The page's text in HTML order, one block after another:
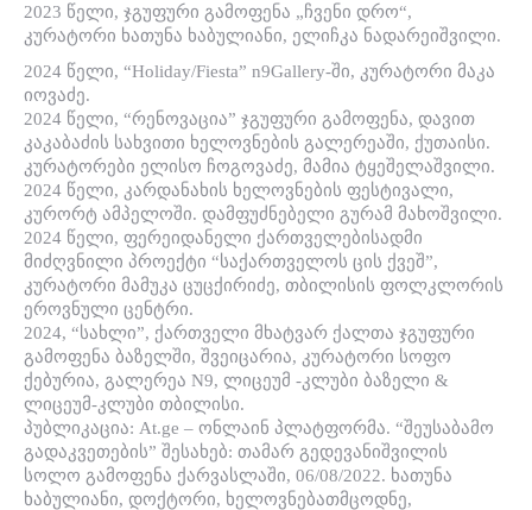
2023 წელი, ჯგუფური გამოფენა „ჩვენი დრო“,
კურატორი ხათუნა ხაბულიანი, ელიჩკა ნადარეიშვილი.
2024 წელი, “Holiday/Fiesta” n9Gallery-ში, კურატორი მაკა
იოვაძე.
2024 წელი, “რენოვაცია” ჯგუფური გამოფენა, დავით
კაკაბაძის სახვითი ხელოვნების გალერეაში, ქუთაისი.
კურატორები ელისო ჩოგოვაძე, მამია ტყეშელაშვილი.
2024 წელი, კარდანახის ხელოვნების ფესტივალი,
კურორტ ამპელოში. დამფუძნებელი გურამ მახოშვილი.
2024 წელი, ფერეიდანელი ქართველებისადმი
მიძღვნილი პროექტი “საქართველოს ცის ქვეშ”,
კურატორი მამუკა ცუცქირიძე, თბილისის ფოლკლორის
ეროვნული ცენტრი.
2024, “სახლი”, ქართველი მხატვარ ქალთა ჯგუფური
გამოფენა ბაზელში, შვეიცარია, კურატორი სოფო
ქებურია, გალერეა N9, ლიცეუმ -კლუბი ბაზელი &
ლიცეუმ-კლუბი თბილისი.
პუბლიკაცია: At.ge – ონლაინ პლატფორმა. “შეუსაბამო
გადაკვეთების” შესახებ: თამარ გედევანიშვილის
სოლო გამოფენა ქარვასლაში, 06/08/2022. ხათუნა
ხაბულიანი, დოქტორი, ხელოვნებათმცოდნე,